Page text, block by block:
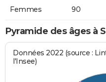
Femmes 90
Pyramide des âges à
Données 2022 (source :
l'Insee)